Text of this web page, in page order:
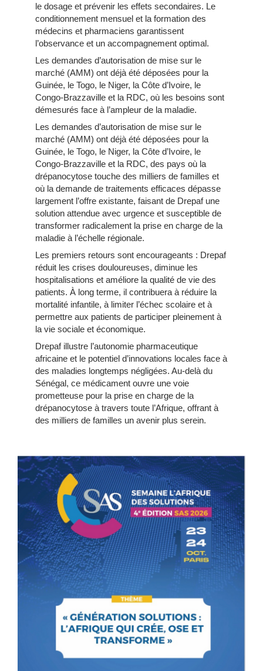
le dosage et prévenir les effets secondaires. Le
conditionnement mensuel et la formation des
médecins et pharmaciens garantissent
l’observance et un accompagnement optimal.
Les demandes d’autorisation de mise sur le
marché (AMM) ont déjà été déposées pour la
Guinée, le Togo, le Niger, la Côte d’Ivoire, le
Congo-Brazzaville et la RDC, où les besoins sont
démesurés face à l’ampleur de la maladie.
Les demandes d’autorisation de mise sur le
marché (AMM) ont déjà été déposées pour la
Guinée, le Togo, le Niger, la Côte d’Ivoire, le
Congo-Brazzaville et la RDC, des pays où la
drépanocytose touche des milliers de familles et
où la demande de traitements efficaces dépasse
largement l’offre existante, faisant de Drepaf une
solution attendue avec urgence et susceptible de
transformer radicalement la prise en charge de la
maladie à l’échelle régionale.
Les premiers retours sont encourageants : Drepaf
réduit les crises douloureuses, diminue les
hospitalisations et améliore la qualité de vie des
patients. À long terme, il contribuera à réduire la
mortalité infantile, à limiter l’échec scolaire et à
permettre aux patients de participer pleinement à
la vie sociale et économique.
Drepaf illustre l’autonomie pharmaceutique
africaine et le potentiel d’innovations locales face à
des maladies longtemps négligées. Au-delà du
Sénégal, ce médicament ouvre une voie
prometteuse pour la prise en charge de la
drépanocytose à travers toute l’Afrique, offrant à
des milliers de familles un avenir plus serein.